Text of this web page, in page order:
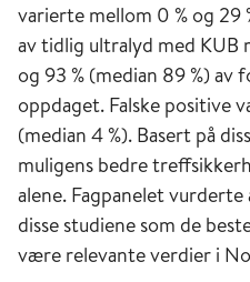
varierte mellom 0 % og 29
av tidlig ultralyd med KUB
og 93 % (median 89 %) av
oppdaget. Falske positive
(median 4 %). Basert på
muligens bedre
alene. Fagpanelet
disse studiene som de
være relevante verdier i